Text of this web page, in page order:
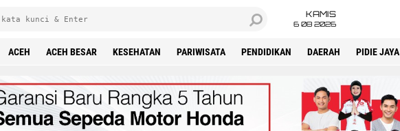
KAMIS
6 08 2026
ACEH ACEH BESAR KESEHATAN PARIWISATA PENDIDIKAN DAERAH PIDIE JAYA